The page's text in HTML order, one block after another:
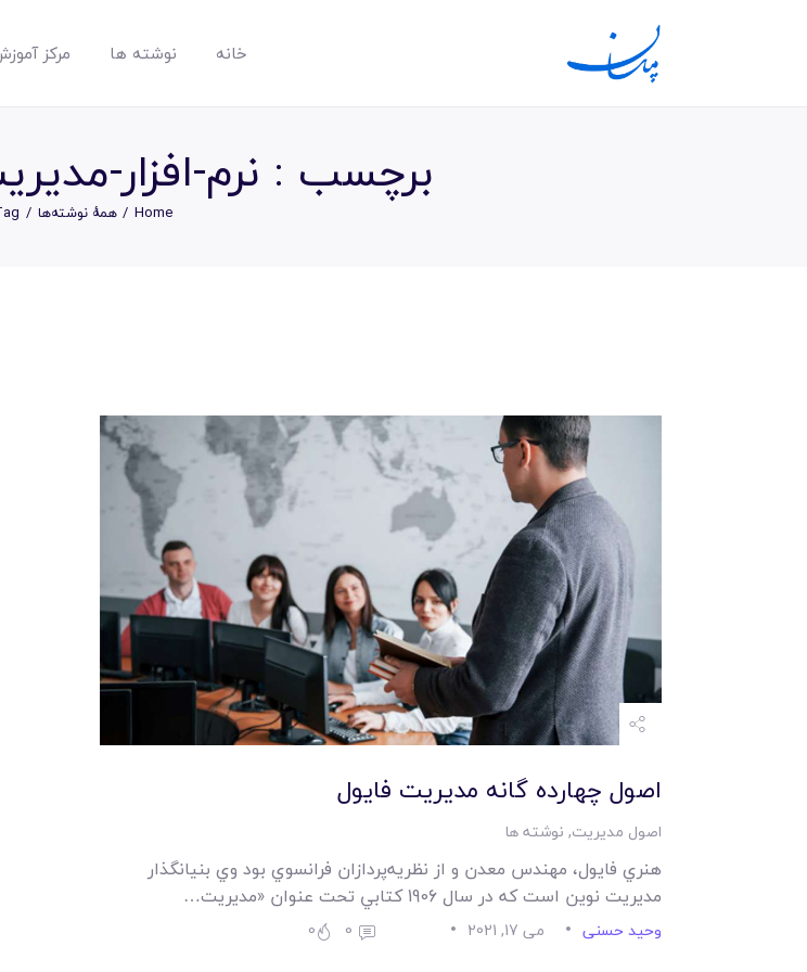
خانه نوشته ها مرکز
برچسب : نرم-افزار-
Home همهٔ نوشته‌ها
مرکز آموزش
لیست قیمت
اصول چهارده گانه مديريت فايول
اصول مدیریت, نوشته ها
هنري فايول، مهندس معدن و از نظريه‌پردازان فرانسوي بود وي بنيانگذار
مديريت نوين است که در سال 1906 کتابي تحت عنوان «مديريت…
وحید حسنی می 17, 2021 0
0